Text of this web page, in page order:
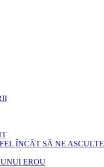
ÎNCÂT SĂ NE ASCULTE
EROU